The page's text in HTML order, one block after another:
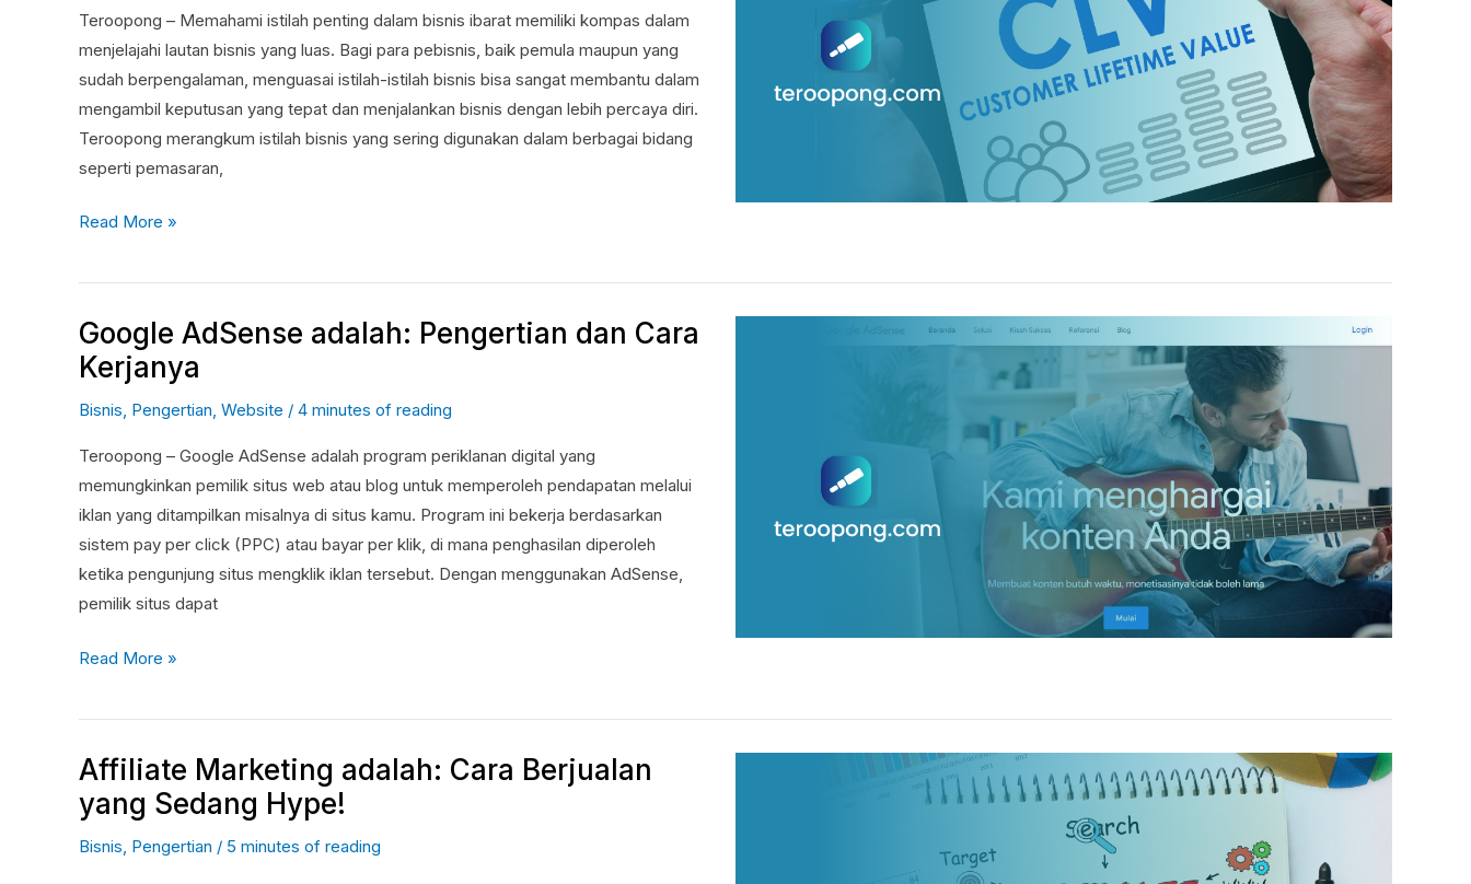
Teroopong – Memahami istilah penting dalam bisnis ibarat memiliki kompas dalam
menjelajahi lautan bisnis yang luas. Bagi para pebisnis, baik pemula maupun yang
sudah berpengalaman, menguasai istilah-istilah bisnis bisa sangat membantu dalam
mengambil keputusan yang tepat dan menjalankan bisnis dengan lebih percaya diri.
Teroopong merangkum istilah bisnis yang sering digunakan dalam berbagai bidang
seperti pemasaran,
Bisnis
yang
Wajib
Tahu
Read More »
Google AdSense adalah: Pengertian dan Cara
Kerjanya
Bisnis, Pengertian, Website / 4 minutes of reading
Teroopong – Google AdSense adalah program periklanan digital yang
memungkinkan pemilik situs web atau blog untuk memperoleh pendapatan melalui
iklan yang ditampilkan misalnya di situs kamu. Program ini bekerja berdasarkan
sistem pay per click (PPC) atau bayar per klik, di mana penghasilan diperoleh
ketika pengunjung situs mengklik iklan tersebut. Dengan menggunakan AdSense,
pemilik situs dapat
Google
AdSense
adalah:
Pengertian
dan
Cara
Kerjanya
Read More »
Affiliate Marketing adalah: Cara Berjualan
yang Sedang Hype!
Bisnis Pengertian / 5 minutes of reading
Affiliate
Marketing
adalah:
Cara